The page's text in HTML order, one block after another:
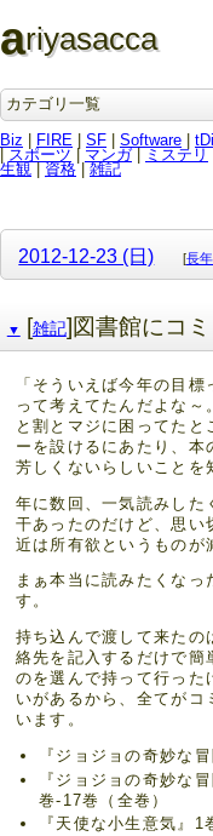
ariyasacca
カテゴリ一覧
Biz
FIRE SF Software
スポーツ | マンガ| ミステリ
生観
資格| 雑記
2012-12-23 (日) [長
▼ [雑記]図書館にコ
「そういえば今年の目
って考えてたんだよな～
と割とマジに困ってた
ーを設けるにあたり、本
芳しくないらしいことを
年に数回、一気読みした
干あったのだけど、思い
近は所有欲というものが
まぁ本当に読みたくな
す。
持ち込んで渡して来たの
絡先を記入するだけで簡
のを選んで持って行った
いがあるから、全てがコ
います。
『ジョジョの奇妙な
『ジョジョの奇妙な
巻-17巻（全巻）
『天使な小生意気』1